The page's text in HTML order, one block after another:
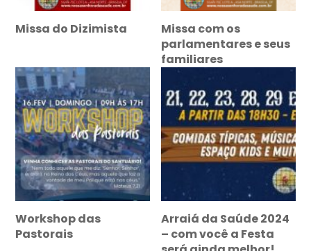
Missa do Dizimista
Missa com os
parlamentares e seus
familiares
Workshop das
Pastorais
Arraiá da Saúde 2024
– com você a Festa